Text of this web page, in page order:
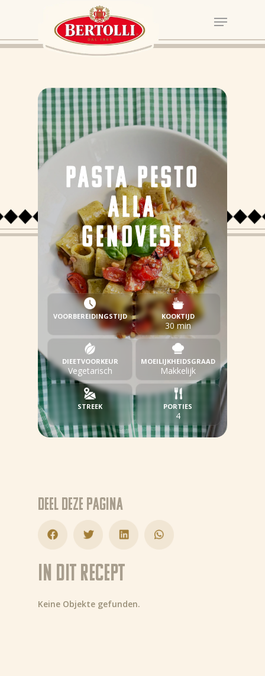
PASTA PESTO
ALLA
GENOVESE
VOORBEREIDINGSTIJD KOOKTIJD
30 min
DIEETVOORKEUR
Vegetarisch
MOEILIJKHEIDSGRAAD
Makkelijk
STREEK PORTIES
4
Deel deze pagina
In dit recept
Keine Objekte gefunden.